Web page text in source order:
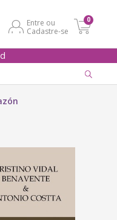
Entre ou
Cadastre-se
0